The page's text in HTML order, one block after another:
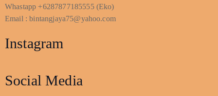
Whastapp +6287877185555 (Eko)
Email : bintangjaya75@yahoo.com
Instagram
Social Media